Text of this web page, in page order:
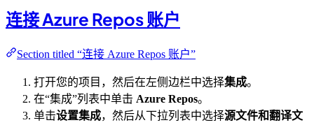
连接 Azure Repos 账户
Section titled “连接 Azure Repos 账户”
打开您的项目，然后在左侧边栏中选择集成。
在“集成”列表中单击 Azure Repos。
单击设置集成，然后从下拉列表中选择源文件和翻译文